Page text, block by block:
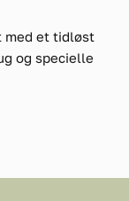
med et tidløst
og specielle